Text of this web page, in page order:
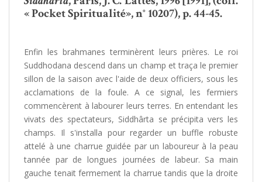
« Pocket Spiritualité», n° 10207), p. 44-45.
Enfin les brahmanes terminèrent leurs prières. Le roi
Suddhodana descend dans un champ et traça le premier
sillon de la saison avec l'aide de deux officiers, sous les
acclamations de la foule. A ce signal, les fermiers
commencèrent à labourer leurs terres. En entendant les
vivats des spectateurs, Siddhârta se précipita vers les
champs. Il s'installa pour regarder un buffle robuste
attelé à une charrue guidée par un laboureur à la peau
tannée par de longues journées de labeur. Sa main
gauche tenait fermement la charrue tandis que la droite